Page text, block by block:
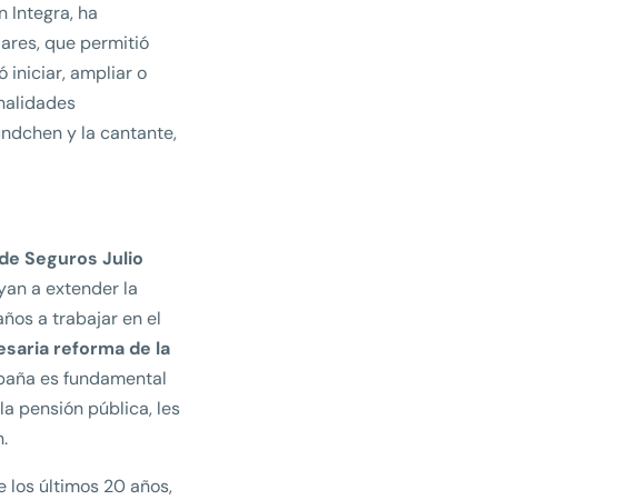
Integra, ha
que permitió
iniciar, ampliar o
y la cantante,
Seguros Julio
a extender la
a trabajar en el
reforma de la
es fundamental
pensión pública, les
los últimos 20 años,